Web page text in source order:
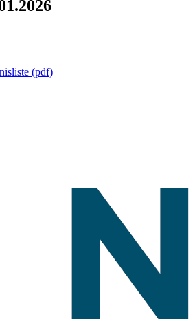
(pdf)